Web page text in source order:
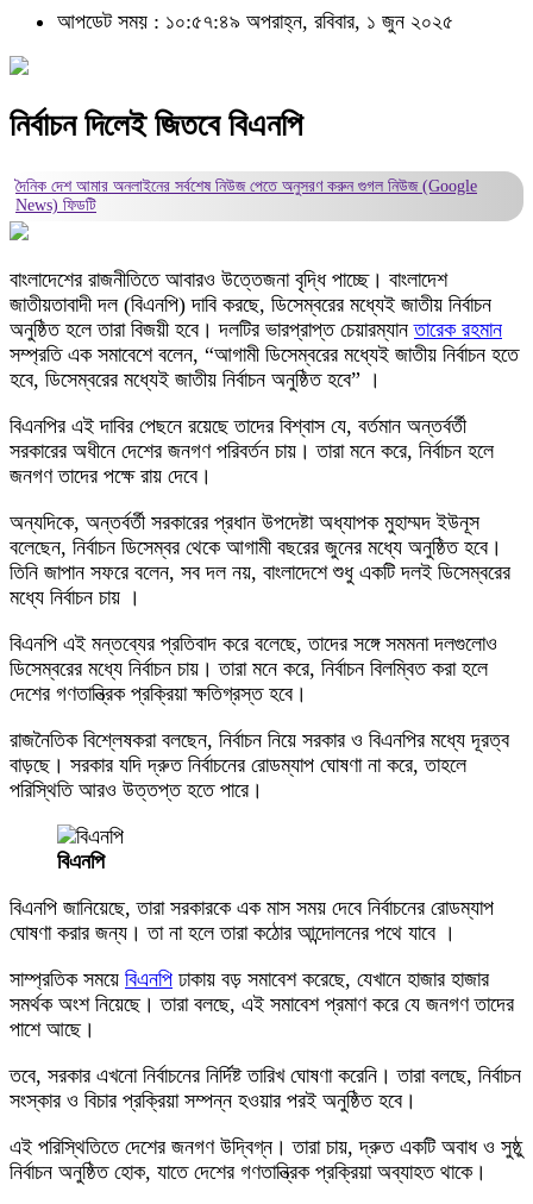
আপডেট সময় : ১০:৫৭:৪৯ অপরাহ্ন, রবিবার, ১ জুন ২০২৫
নির্বাচন দিলেই জিতবে বিএনপি
দৈনিক দেশ আমার অনলাইনের সর্বশেষ নিউজ পেতে অনুসরণ করুন গুগল নিউজ (Google
News) ফিডটি
বাংলাদেশের রাজনীতিতে আবারও উত্তেজনা বৃদ্ধি পাচ্ছে। বাংলাদেশ
জাতীয়তাবাদী দল (বিএনপি) দাবি করছে, ডিসেম্বরের মধ্যেই জাতীয় নির্বাচন
অনুষ্ঠিত হলে তারা বিজয়ী হবে। দলটির ভারপ্রাপ্ত চেয়ারম্যানতারেক রহমান
সম্প্রতি এক সমাবেশে বলেন, “আগামী ডিসেম্বরের মধ্যেই জাতীয় নির্বাচন হতে
হবে, ডিসেম্বরের মধ্যেই জাতীয় নির্বাচন অনুষ্ঠিত হবে” ।
বিএনপির এই দাবির পেছনে রয়েছে তাদের বিশ্বাস যে, বর্তমান অন্তর্বর্তী
সরকারের অধীনে দেশের জনগণ পরিবর্তন চায়। তারা মনে করে, নির্বাচন হলে
জনগণ তাদের পক্ষে রায় দেবে।
অন্যদিকে, অন্তর্বর্তী সরকারের প্রধান উপদেষ্টা অধ্যাপক মুহাম্মদ ইউনূস
বলেছেন, নির্বাচন ডিসেম্বর থেকে আগামী বছরের জুনের মধ্যে অনুষ্ঠিত হবে।
তিনি জাপান সফরে বলেন, সব দল নয়, বাংলাদেশে শুধু একটি দলই ডিসেম্বরের
মধ্যে নির্বাচন চায় ।
বিএনপি এই মন্তব্যের প্রতিবাদ করে বলেছে, তাদের সঙ্গে সমমনা দলগুলোও
ডিসেম্বরের মধ্যে নির্বাচন চায়। তারা মনে করে, নির্বাচন বিলম্বিত করা হলে
দেশের গণতান্ত্রিক প্রক্রিয়া ক্ষতিগ্রস্ত হবে।
রাজনৈতিক বিশ্লেষকরা বলছেন, নির্বাচন নিয়ে সরকার ও বিএনপির মধ্যে দূরত্ব
বাড়ছে। সরকার যদি দ্রুত নির্বাচনের রোডম্যাপ ঘোষণা না করে, তাহলে
পরিস্থিতি আরও উত্তপ্ত হতে পারে।
বিএনপি
বিএনপি জানিয়েছে, তারা সরকারকে এক মাস সময় দেবে নির্বাচনের রোডম্যাপ
ঘোষণা করার জন্য। তা না হলে তারা কঠোর আন্দোলনের পথে যাবে ।
সাম্প্রতিক সময়ে বিএনপি ঢাকায় বড় সমাবেশ করেছে, যেখানে হাজার হাজার
সমর্থক অংশ নিয়েছে। তারা বলছে, এই সমাবেশ প্রমাণ করে যে জনগণ তাদের
পাশে আছে।
তবে, সরকার এখনো নির্বাচনের নির্দিষ্ট তারিখ ঘোষণা করেনি। তারা বলছে, নির্বাচন
সংস্কার ও বিচার প্রক্রিয়া সম্পন্ন হওয়ার পরই অনুষ্ঠিত হবে।
এই পরিস্থিতিতে দেশের জনগণ উদ্বিগ্ন। তারা চায়, দ্রুত একটি অবাধ ও সুষ্ঠু
নির্বাচন অনুষ্ঠিত হোক, যাতে দেশের গণতান্ত্রিক প্রক্রিয়া অব্যাহত থাকে।